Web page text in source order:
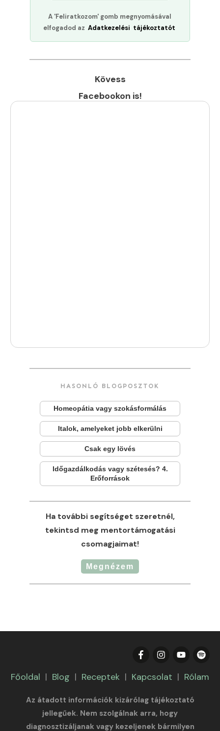
A 'Feliratkozom' gomb megnyomásával
elfogadod az Adatkezelési tájékoztatót
Kövess
Facebookon is!
HASONLÓ BLOGPOSZTOK
Homeopátia vagy szokásformálás
Italok, amelyeket jobb elkerülni
Csak egy lövés
Időgazdálkodás vagy szétesés? 4.
Erőforrások
Ha további segítséget szeretnél,
tekintsd meg mentortámogatási
csomagjaimat!
Megnézem
Főoldal | Blog | Receptek | Kapcsolat | Rólam
Az átadott információk kizárólag tájékoztató
jellegűek. Nem szolgálnak arra, hogy
diagnosztizáljanak vagy kezeljenek bármilyen